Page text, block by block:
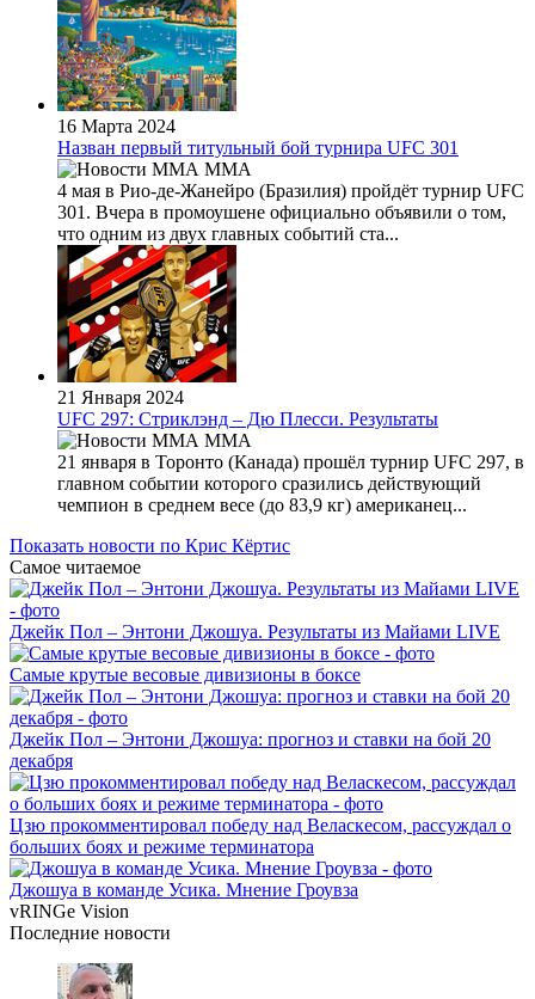
16 Марта 2024
Назван первый титульный бой турнира UFC 301
MMA
4 мая в Рио-де-Жанейро (Бразилия) пройдёт турнир UFC
301. Вчера в промоушене официально объявили о том,
что одним из двух главных событий ста...
21 Января 2024
UFC 297: Стриклэнд – Дю Плесси. Результаты
MMA
21 января в Торонто (Канада) прошёл турнир UFC 297, в
главном событии которого сразились действующий
чемпион в среднем весе (до 83,9 кг) американец...
Показать новости по Крис Кёртис
Самое читаемое
Джейк Пол – Энтони Джошуа. Результаты из Майами LIVE
Самые крутые весовые дивизионы в боксе
Джейк Пол – Энтони Джошуа: прогноз и ставки на бой 20
декабря
Цзю прокомментировал победу над Веласкесом, рассуждал о
больших боях и режиме терминатора
Джошуа в команде Усика. Мнение Гроувза
vRINGe Vision
Последние новости